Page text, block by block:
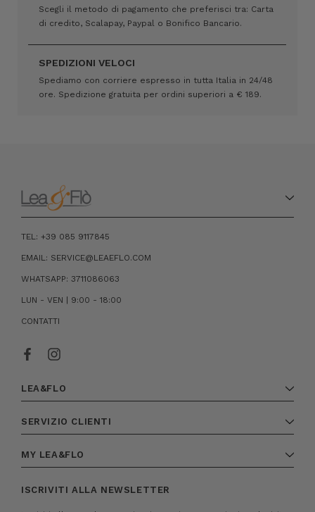
Scegli il metodo di pagamento che preferisci tra: Carta
di credito, Scalapay, Paypal o Bonifico Bancario.
SPEDIZIONI VELOCI
Spediamo con corriere espresso in tutta Italia in 24/48
ore. Spedizione gratuita per ordini superiori a € 189.
TEL: +39 085 9117845
EMAIL: SERVICE@LEAEFLO.COM
WHATSAPP: 3711086063
LUN - VEN | 9:00 - 18:00
CONTATTI
LEA&FLO
SERVIZIO CLIENTI
MY LEA&FLO
ISCRIVITI ALLA NEWSLETTER